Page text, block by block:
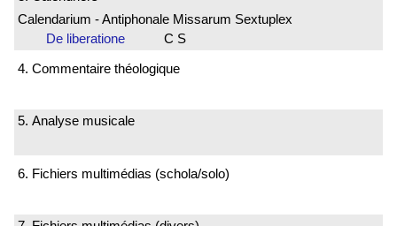
Calendarium - Antiphonale Missarum Sextuplex
De liberatione
C S
4. Commentaire théologique
5. Analyse musicale
6. Fichiers multimédias (schola/solo)